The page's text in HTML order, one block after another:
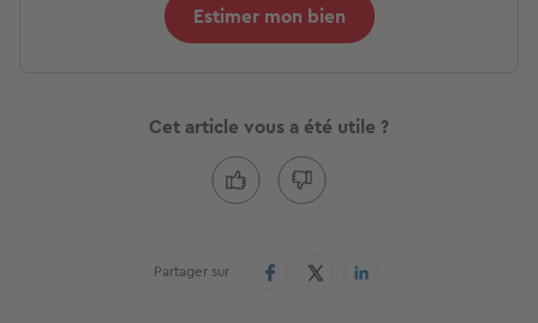
Estimer mon bien
Cet article vous a été utile ?
Partager sur